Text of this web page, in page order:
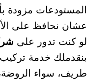
عشان نحافظ على
لو كنت تدور على
بنقدملك خدمة
طريف، سواء